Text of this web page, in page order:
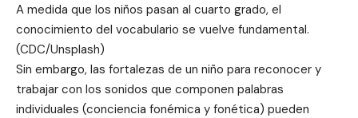
A medida que los niños pasan al cuarto grado, el
conocimiento del vocabulario se vuelve fundamental.
(CDC/Unsplash)
Sin embargo, las fortalezas de un niño para reconocer y
trabajar con los sonidos que componen palabras
individuales (conciencia fonémica y fonética) pueden